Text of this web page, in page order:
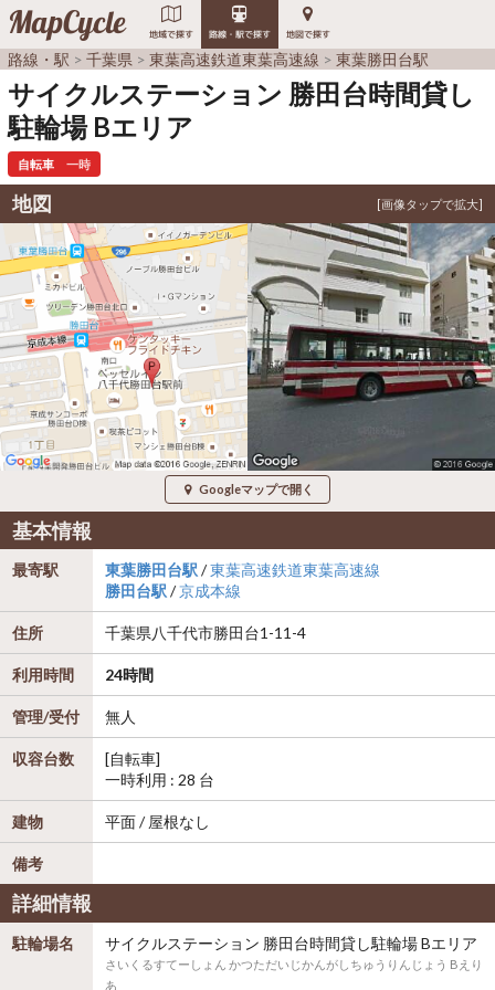
MapCycle 地域で探す 路線・駅で探す 地図で探す
路線・駅 千葉県 東葉高速鉄道東葉高速線 東葉勝田台駅
サイクルステーション 勝田台時間貸し
駐輪場 Bエリア
自転車 一時
地図
Googleマップで開く
基本情報
最寄駅 東葉勝田台駅 /東葉高速鉄道東葉高速線
勝田台駅 /京成本線
住所 千葉県八千代市勝田台1-11-4
利用時間 24時間
管理/受付 無人
収容台数
[自転車]
一時利用 : 28 台
建物 平面 / 屋根なし
備考
詳細情報
駐輪場名 サイクルステーション 勝田台時間貸し駐輪場 Bエリア
さいくるすてーしょん かつただいじかんがしちゅうりんじょう Bえり
あ